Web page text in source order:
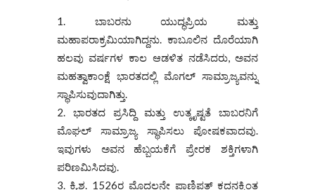
ಬಾಬರನು ಯುದ್ಧಪ್ರಿಯ ಮತ್ತು
ಮಹಾಪರಾಕ್ರಮಿಯಾಗಿದ್ದನು. ಕಾಬೂಲಿನ ದೊರೆಯಾಗಿ
ಹಲವು ವರ್ಷಗಳ ಕಾಲ ಆಡಳಿತ ನಡೆಸಿದರು, ಅವನ
ಮಹತ್ವಾಕಾಂಕ್ಷೆ ಭಾರತದಲ್ಲಿ ಮೊಗಲ್ ಸಾಮ್ರಾಜ್ಯವನ್ನು
ಸ್ಥಾಪಿಸುವುದಾಗಿತ್ತು.
ಭಾರತದ ಪ್ರಸಿದ್ದಿ ಮತ್ತು ಉತ್ಕೃಷ್ಟತೆ ಬಾಬರನಿಗೆ
ಮೊಘಲ್ ಸಾಮ್ರಾಜ್ಯ ಸ್ಥಾಪಿಸಲು ಪೋಷಕವಾದವು.
ಇವುಗಳು ಅವನ ಹೆಬ್ಬಯಕೆಗೆ ಪ್ರೇರಕ ಶಕ್ತಿಗಳಾಗಿ
ಪರಿಣಮಿಸಿದವು.
ಕ್ರಿ.ಶ. 1526ರ ಮೊದಲನೇ ಪಾಣಿಪತ್ ಕದನಕ್ಕಿಂತ